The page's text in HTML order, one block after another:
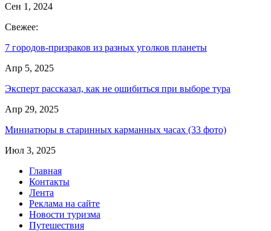
Сен 1, 2024
Свежее:
7 городов-призраков из разных уголков планеты
Апр 5, 2025
Эксперт рассказал, как не ошибиться при выборе тура
Апр 29, 2025
Миниатюры в старинных карманных часах (33 фото)
Июл 3, 2025
Главная
Контакты
Лента
Реклама на сайте
Новости туризма
Путешествия